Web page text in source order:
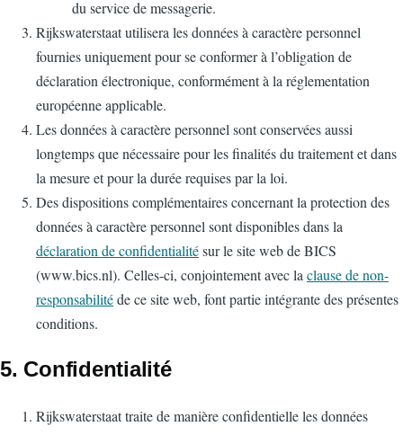
du service de messagerie.
Rijkswaterstaat utilisera les données à caractère personnel
fournies uniquement pour se conformer à l’obligation de
déclaration électronique, conformément à la réglementation
européenne applicable.
Les données à caractère personnel sont conservées aussi
longtemps que nécessaire pour les finalités du traitement et dans
la mesure et pour la durée requises par la loi.
Des dispositions complémentaires concernant la protection des
données à caractère personnel sont disponibles dans la
déclaration de confidentialitésur le site web de BICS
(www.bics.nl). Celles-ci, conjointement avec laclause de non-
responsabilitéde ce site web, font partie intégrante des présentes
conditions.
5. Confidentialité
Rijkswaterstaat traite de manière confidentielle les données